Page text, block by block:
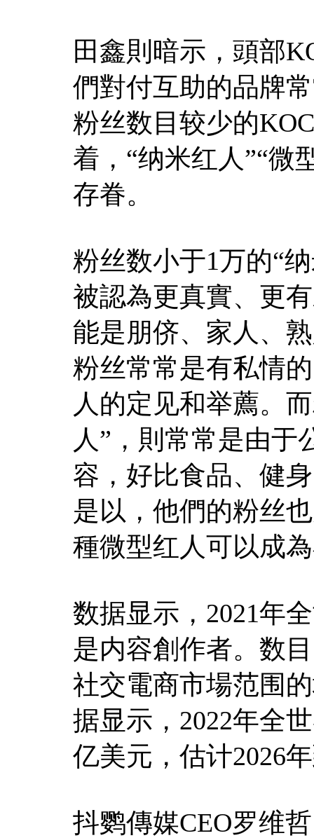
田鑫則暗示，頭部
們對付互助的品牌
粉丝数目较少的
着，“纳米红人”“微
存眷。
粉丝数小于1万的“
被認為更真實、更
能是朋侪、家人、
粉丝常常是有私情
人的定见和举薦。
人”，則常常是由于
容，好比食品、健
是以，他們的粉丝
種微型红人可以成
数据显示，2021年
是内容創作者。数
社交電商市場范围
据显示，2022年全
亿美元，估计2026
抖鹦傳媒CEO罗维